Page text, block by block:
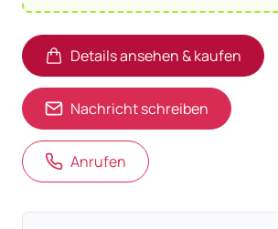
Details ansehen & kaufen
(öffnet in neuem Tab)
(öffnet in neuem Tab)
Nachricht schreiben
Anrufen